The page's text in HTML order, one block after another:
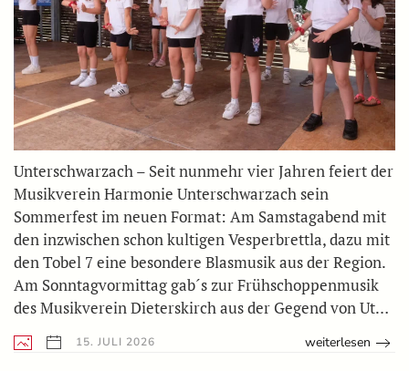
Unterschwarzach – Seit nunmehr vier Jahren feiert der
Musikverein Harmonie Unterschwarzach sein
Sommerfest im neuen Format: Am Samstagabend mit
den inzwischen schon kultigen Vesperbrettla, dazu mit
den Tobel 7 eine besondere Blasmusik aus der Region.
Am Sonntagvormittag gab´s zur Frühschoppenmusik
des Musikverein Dieterskirch aus der Gegend von Ut…
15. JULI 2026 weiterlesen